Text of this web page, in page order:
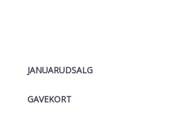
JANUARUDSALG
GAVEKORT